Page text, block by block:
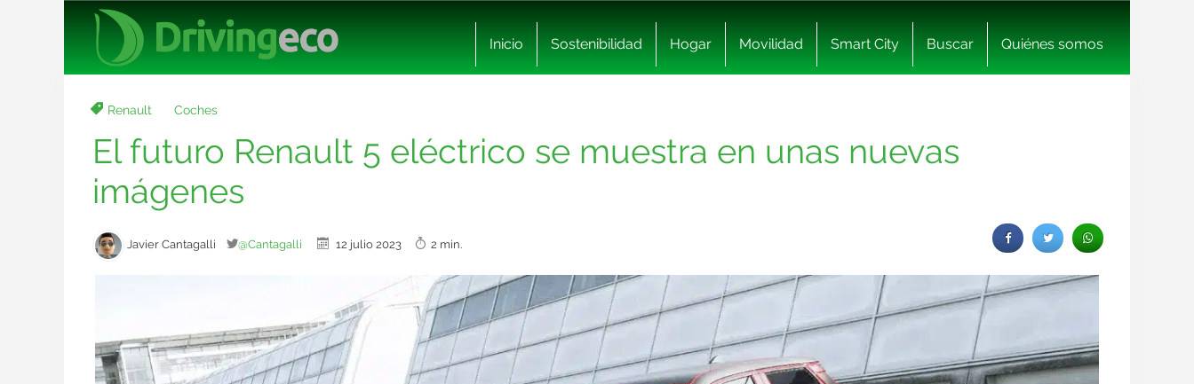
Inicio Sostenibilidad Hogar Movilidad Smart City Buscar Quiénes somos
Renault Coches
El futuro Renault 5 eléctrico se muestra en unas nuevas
imágenes
Javier Cantagalli @Cantagalli 12 julio 2023 2 min.